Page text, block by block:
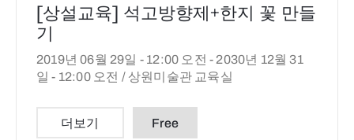
[상설교육] 석고방향제+한지 꽃 만들
기
2019년 06월 29일 - 12:00 오전 - 2030년 12월 31
일 - 12:00 오전 / 상원미술관 교육실
더보기 Free